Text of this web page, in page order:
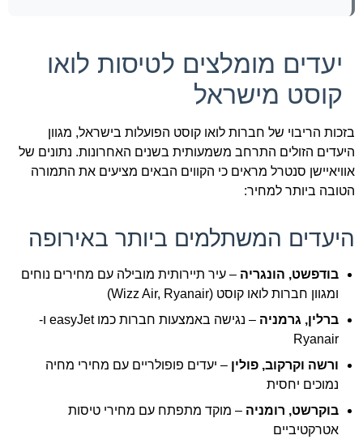
יעדים מומלצים לטיסות לואו
קוסט מישראל
בזכות הריבוי של חברות לואו קוסט הפועלות בישראל, מגוון
היעדים הזולים התרחב משמעותית בשנים האחרונות. נתונים של
אוויאיישן סנטרל מראים כי הקווים הבאים מציעים את התמורה
הטובה ביותר למחיר:
היעדים המשתלמים ביותר באירופה
בודפשט, הונגריה – עיר תיירותית מובילה עם מחירים נוחים
ומגוון חברות לואו קוסט (Wizz Air, Ryanair)
ברלין, גרמניה
– נגישה באמצעות חברות כמו easyJet ו-
Ryanair
ורשה וקרקוב, פולין – יעדים פופולריים עם מחירי מחיה
נמוכים יחסית
בוקרשט, רומניה – מוקד מתפתח עם מחירי טיסות
אטרקטיביים